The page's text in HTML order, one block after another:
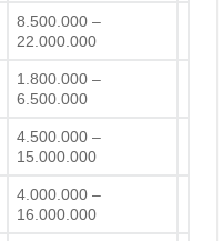
8.500.000 –
22.000.000
1.800.000 –
6.500.000
4.500.000 –
15.000.000
4.000.000 –
16.000.000